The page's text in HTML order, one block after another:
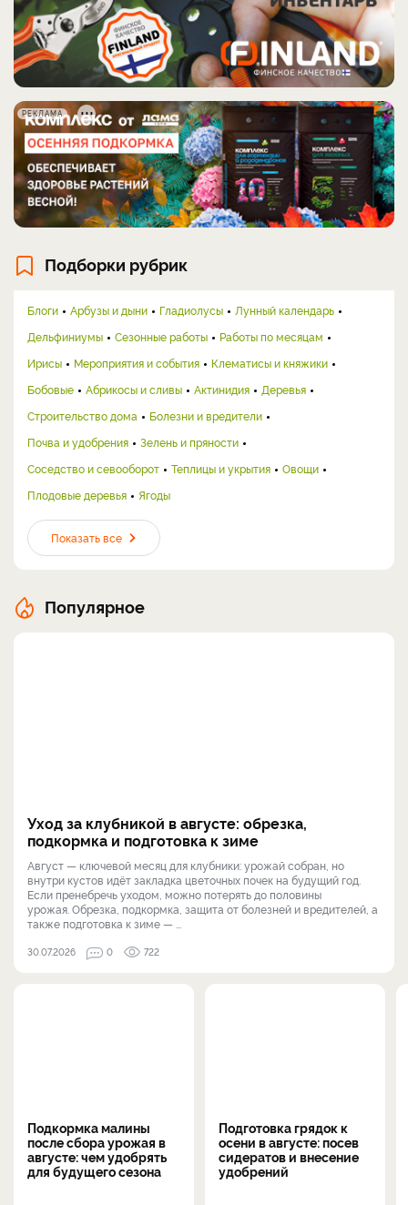
РЕКЛАМА
Подборки рубрик
Блоги Арбузы и дыни Гладиолусы
Лунный календарь
Дельфиниумы
Сезонные работы
Работы по месяцам
Ирисы
Мероприятия и события
Клематисы и княжики
Бобовые
Абрикосы и сливы Актинидия
Деревья
Строительство дома
Болезни и вредители
Почва и удобрения
Зелень и пряности
Соседство и севооборот
Теплицы и укрытия
Овощи
Плодовые деревья
Ягоды
Показать все
Популярное
Уход за клубникой в августе: обрезка,
подкормка и подготовка к зиме
Август — ключевой месяц для клубники: урожай собран, но
внутри кустов идёт закладка цветочных почек на будущий год.
Если пренебречь уходом, можно потерять до половины
урожая. Обрезка, подкормка, защита от болезней и вредителей, а
также подготовка к зиме — ...
30.07.2026 0 722
Подкормка малины
после сбора урожая в
августе: чем удобрять
для будущего сезона
Подготовка грядок к
осени в августе: посев
сидератов и внесение
удобрений